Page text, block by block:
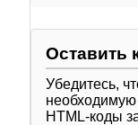
Оставить
Убедитесь,
HTML-коды